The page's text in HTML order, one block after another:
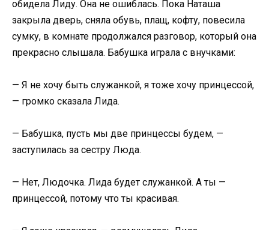
обидела Лиду. Она не ошиблась. Пока Наташа
закрыла дверь, сняла обувь, плащ, кофту, повесила
сумку, в комнате продолжался разговор, который она
прекрасно слышала. Бабушка играла с внучками:
— Я не хочу быть служанкой, я тоже хочу принцессой,
— громко сказала Лида.
— Бабушка, пусть мы две принцессы будем, —
заступилась за сестру Люда.
— Нет, Людочка. Лида будет служанкой. А ты —
принцессой, потому что ты красивая.